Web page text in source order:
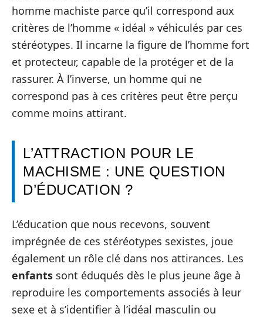
homme machiste parce qu’il correspond aux
critères de l’homme « idéal » véhiculés par ces
stéréotypes. Il incarne la figure de l’homme fort
et protecteur, capable de la protéger et de la
rassurer. À l’inverse, un homme qui ne
correspond pas à ces critères peut être perçu
comme moins attirant.
L’ATTRACTION POUR LE
MACHISME : UNE QUESTION
D’ÉDUCATION ?
L’éducation que nous recevons, souvent
imprégnée de ces stéréotypes sexistes, joue
également un rôle clé dans nos attirances. Les
enfants sont éduqués dès le plus jeune âge à
reproduire les comportements associés à leur
sexe et à s’identifier à l’idéal masculin ou